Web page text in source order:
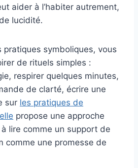
aider à l’habiter autrement,
lucidité.
pratiques symboliques, vous
de rituels simples :
respirer quelques minutes,
de clarté, écrire une
sur les pratiques de
propose une approche
lire comme un support de
comme une promesse de